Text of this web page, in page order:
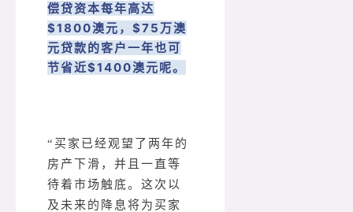
偿贷资本每年高达
$1800澳元，$75万澳
元贷款的客户一年也可
节省近$1400澳元呢。
“买家已经观望了两年的
房产下滑，并且一直等
待着市场触底。这次以
及未来的降息将为买家